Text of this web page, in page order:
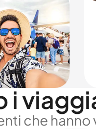
i
che